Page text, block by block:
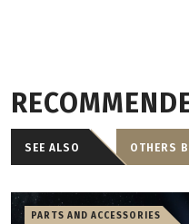
SEE ALSO OTHERS
PARTS AND ACCESSORIES